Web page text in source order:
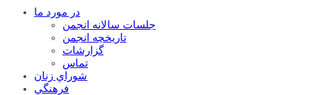
در مورد ما
جلسات سالانه انجمن
تاریخچه انجمن
گزارشات
تماس
شوراي زنان
فرهنگي